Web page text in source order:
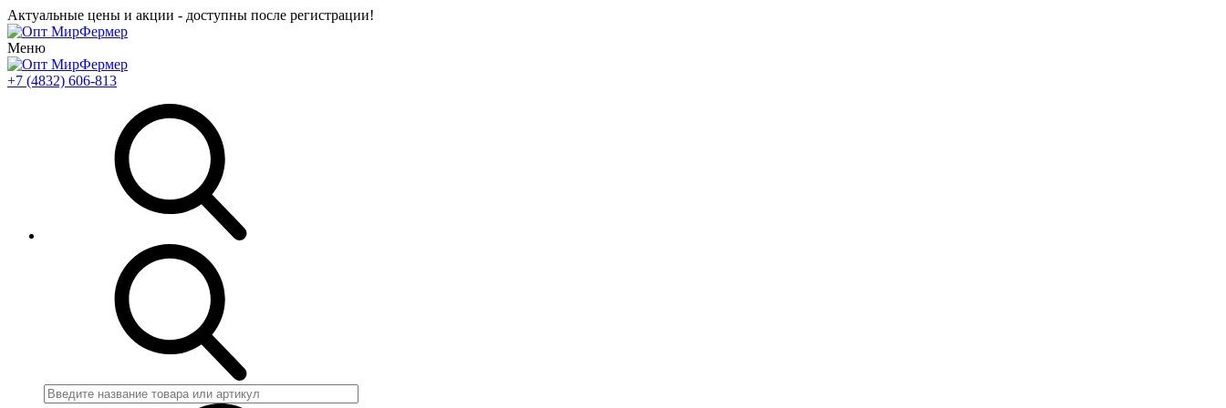
Актуальные цены и акции - доступны после регистрации!
Меню
+7 (4832) 606-813